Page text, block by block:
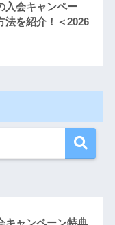
入会キャンペー
法を紹介！＜2026